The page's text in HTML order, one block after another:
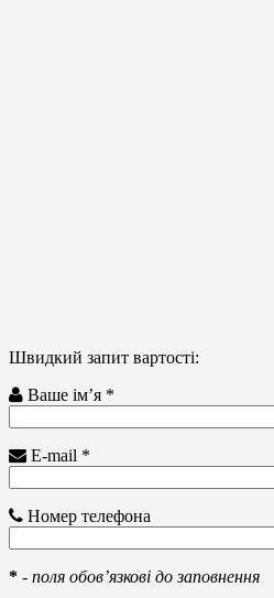
Швидкий запит вартості:
Ваше ім’я *
E-mail *
Номер телефона
* - поля обов’язкові до заповнення